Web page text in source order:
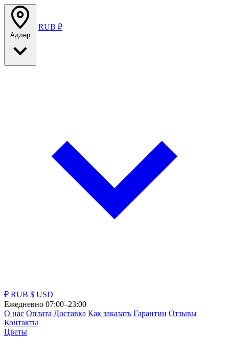
Адлер
RUB ₽
₽ RUB $ USD
Ежедневно 07:00–23:00
О нас Оплата Доставка Как заказать Гарантии Отзывы
Контакты
Цветы